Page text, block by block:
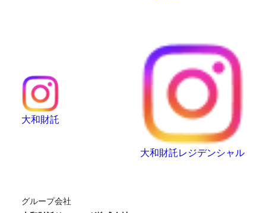
大和財託
大和財託レジデンシャル
グループ会社